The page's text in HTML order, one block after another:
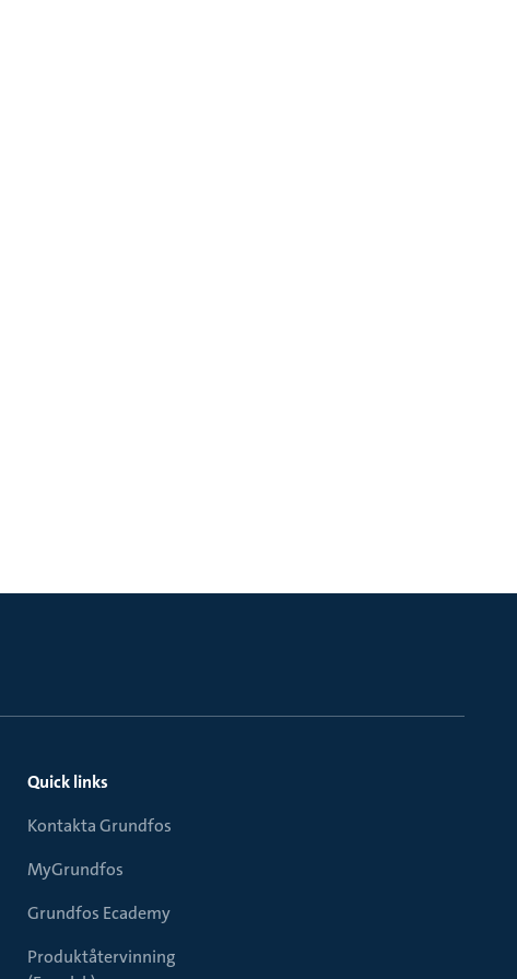
Quick links
Kontakta Grundfos
MyGrundfos
Grundfos Ecademy
Produktåtervinning